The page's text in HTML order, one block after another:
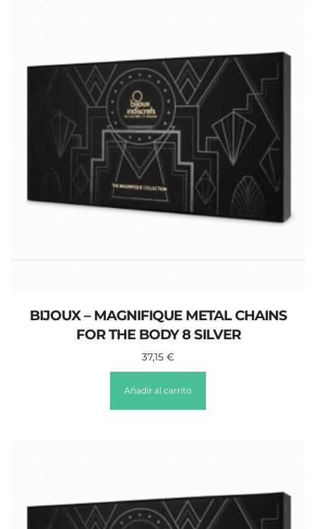
BIJOUX – MAGNIFIQUE METAL CHAINS
FOR THE BODY 8 SILVER
37,15 €
Añadir al carrito